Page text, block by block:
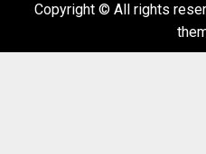
Copyright © All rights